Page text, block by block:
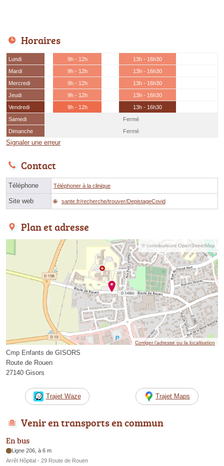
Horaires
Lundi 9h - 12h
13h - 16h30
Mardi
9h - 12h
13h - 16h30
Mercredi
9h - 12h
13h - 16h30
Jeudi
9h - 12h
13h - 16h30
Vendredi
9h - 12h
13h - 16h30
Samedi
Fermé
Dimanche
Fermé
Signaler une erreur
Contact
Téléphone Téléphoner à la clinique
Site web sante.fr/recherche/trouver/DepistageCovid
Plan et adresse
© contributeurs OpenStreetMap
Corriger l’adresse ou la localisation
Cmp Enfants de GISORS
Route de Rouen
27140 Gisors
Trajet Waze Trajet Maps
Venir en transports en commun
En bus
Ligne 206, à 6 m
Arrêt Hôpital - 29 Route de Rouen